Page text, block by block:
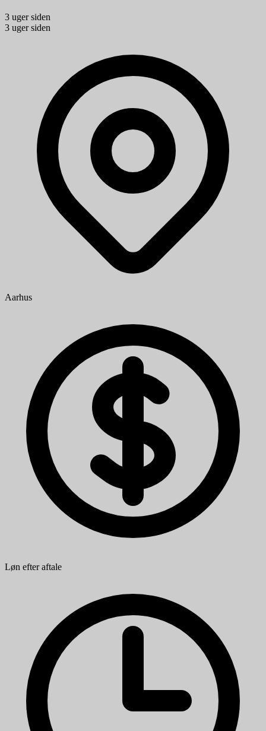
3 uger siden
3 uger siden
Aarhus
Løn efter aftale